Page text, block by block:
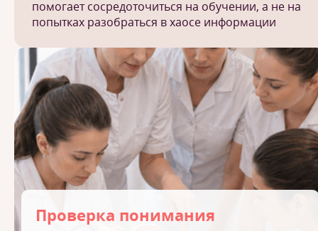
помогает сосредоточиться на обучении, а не на
попытках разобраться в хаосе информации
Проверка понимания